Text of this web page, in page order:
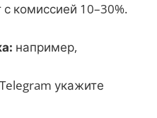
комиссией 10–30%.
например,
укажите